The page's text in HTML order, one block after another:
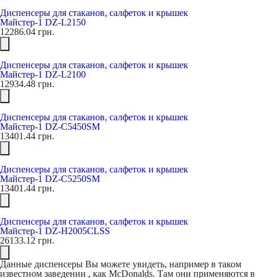
Диспенсеры для стаканов, салфеток и крышек
Майстер-1 DZ-L2150
12286.04 грн.
Диспенсеры для стаканов, салфеток и крышек
Майстер-1 DZ-L2100
12934.48 грн.
Диспенсеры для стаканов, салфеток и крышек
Майстер-1 DZ-C5450SM
13401.44 грн.
Диспенсеры для стаканов, салфеток и крышек
Майстер-1 DZ-C5250SM
13401.44 грн.
Диспенсеры для стаканов, салфеток и крышек
Майстер-1 DZ-H2005CLSS
26133.12 грн.
Данные диспенсеры Вы можете увидеть, например в таком
известном заведении , как McDonalds. Там они применяются в